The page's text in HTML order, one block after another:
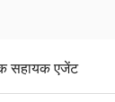
सहायक एजेंट